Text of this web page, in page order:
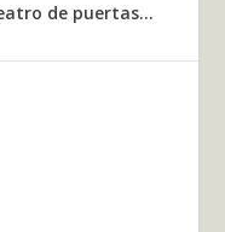
de puertas...